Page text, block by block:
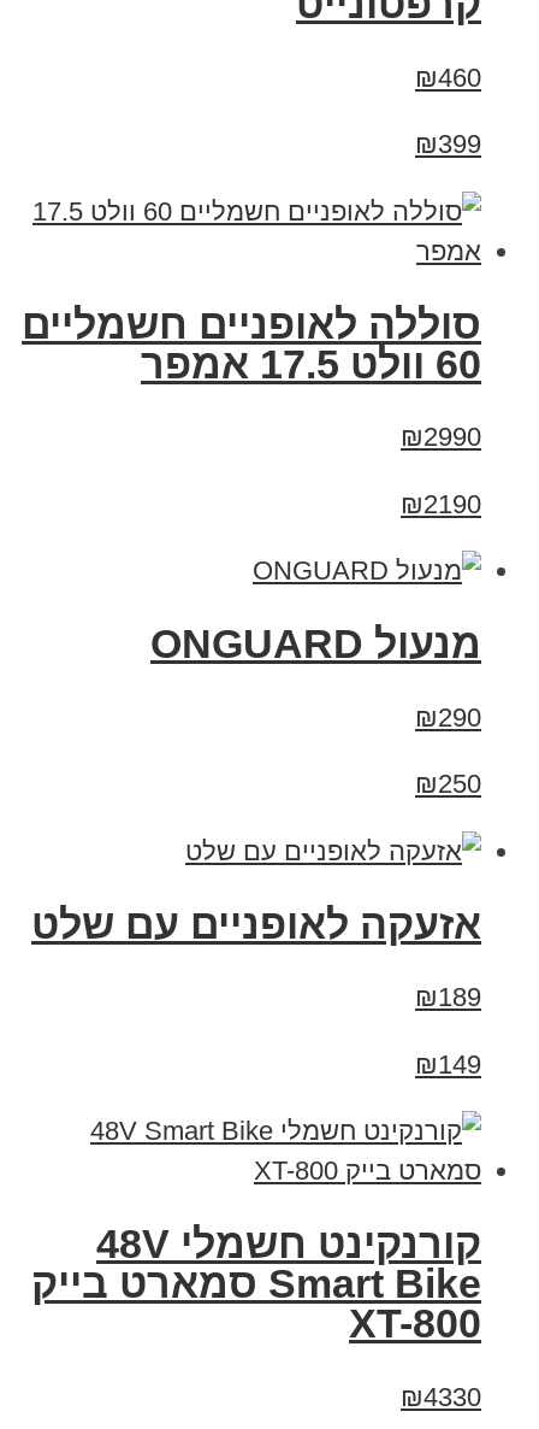
₪460
₪399
סוללה לאופניים חשמליים
60 וולט 17.5 אמפר
₪2990
₪2190
מנעול ONGUARD
₪290
₪250
אזעקה לאופניים עם שלט
₪189
₪149
קורנקינט חשמלי 48V
Smart Bike סמארט בייק
XT-800
₪4330